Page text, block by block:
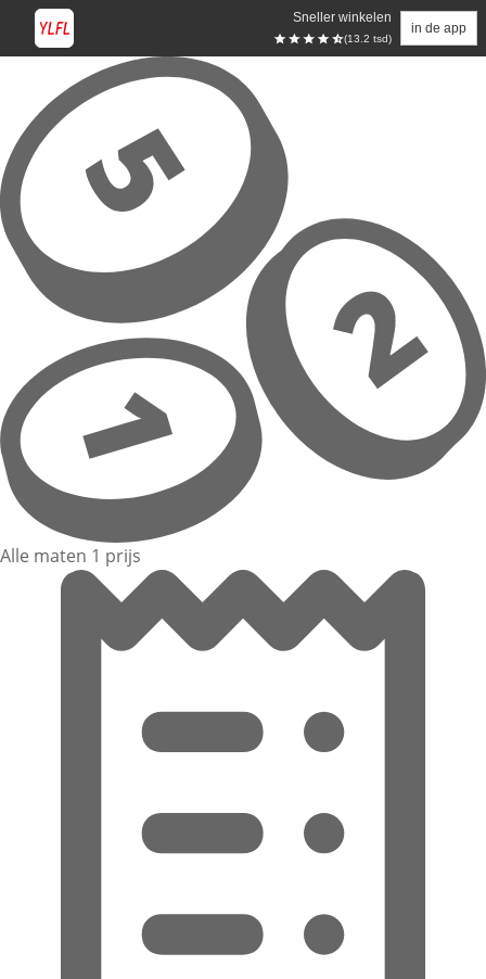
Sneller winkelen
(13.2 tsd)
in de app
Overslaan naar hoofdinhoud
Alle maten 1 prijs